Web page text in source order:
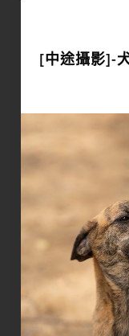
[中途攝影]-